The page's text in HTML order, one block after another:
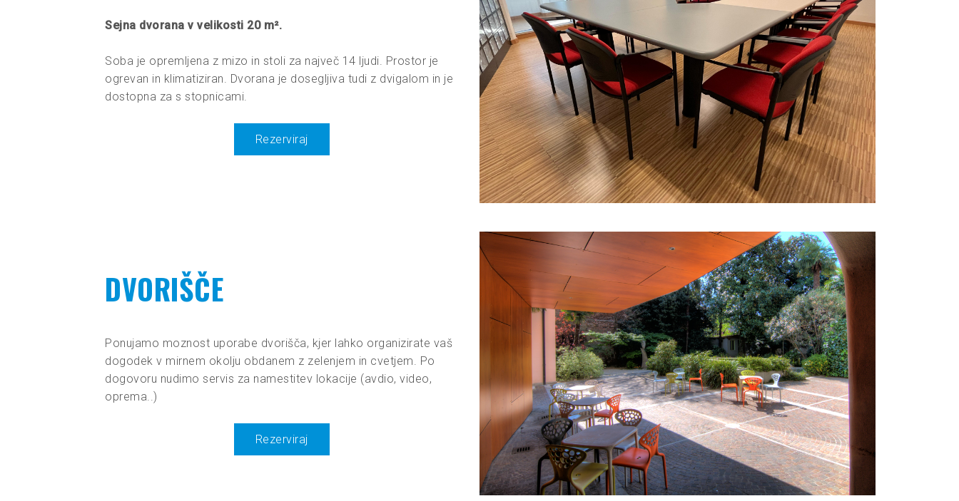
Sejna dvorana v velikosti 20 m².
Soba je opremljena z mizo in stoli za največ 14 ljudi. Prostor je
ogrevan in klimatiziran. Dvorana je dosegljiva tudi z dvigalom in je
dostopna za s stopnicami.
Rezerviraj
DVORIŠČE
Ponujamo moznost uporabe dvorišča, kjer lahko organizirate vaš
dogodek v mirnem okolju obdanem z zelenjem in cvetjem. Po
dogovoru nudimo servis za namestitev lokacije (avdio, video,
oprema..)
Rezerviraj